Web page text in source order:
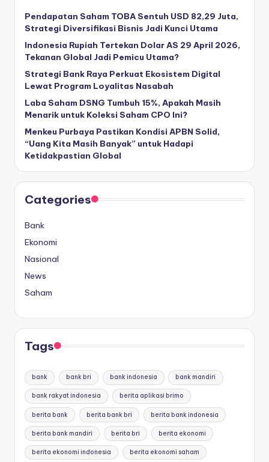
Pendapatan Saham TOBA Sentuh USD 82,29 Juta,
Strategi Diversifikasi Bisnis Jadi Kunci Utama
Indonesia Rupiah Tertekan Dolar AS 29 April 2026,
Tekanan Global Jadi Pemicu Utama?
Strategi Bank Raya Perkuat Ekosistem Digital
Lewat Program Loyalitas Nasabah
Laba Saham DSNG Tumbuh 15%, Apakah Masih
Menarik untuk Koleksi Saham CPO Ini?
Menkeu Purbaya Pastikan Kondisi APBN Solid,
“Uang Kita Masih Banyak” untuk Hadapi
Ketidakpastian Global
Categories
Bank
Ekonomi
Nasional
News
Saham
Tags
bank bank bri bank indonesia bank mandiri
bank rakyat indonesia berita aplikasi brimo
berita bank berita bank bri berita bank indonesia
berita bank mandiri berita bri berita ekonomi
berita ekonomi indonesia berita ekonomi saham